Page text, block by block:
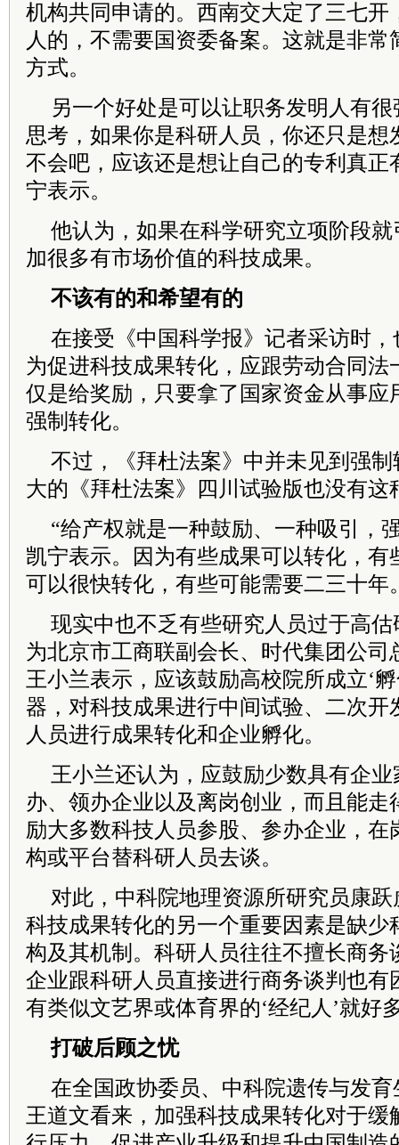
机构共同申请的。西南交大定了三七开
人的，不需要国资委备案。这就是非
方式。
另一个好处是可以让职务发明人有
思考，如果你是科研人员，你还只是想
不会吧，应该还是想让自己的专利真正
宁表示。
他认为，如果在科学研究立项阶段
加很多有市场价值的科技成果。
不该有的和希望有的
在接受《中国科学报》记者采访时
为促进科技成果转化，应跟劳动合同法
仅是给奖励，只要拿了国家资金从事应
强制转化。
不过，《拜杜法案》中并未见到强
大的《拜杜法案》四川试验版也没有这
“给产权就是一种鼓励、一种吸引，
凯宁表示。因为有些成果可以转化，有
可以很快转化，有些可能需要二三十年
现实中也不乏有些研究人员过于高
为北京市工商联副会长、时代集团公司
王小兰表示，应该鼓励高校院所成立‘
器，对科技成果进行中间试验、二次开
人员进行成果转化和企业孵化。
王小兰还认为，应鼓励少数具有企
办、领办企业以及离岗创业，而且能走
励大多数科技人员参股、参办企业，在
构或平台替科研人员去谈。
对此，中科院地理资源所研究员康
科技成果转化的另一个重要因素是缺少
构及其机制。科研人员往往不擅长商务
企业跟科研人员直接进行商务谈判也有
有类似文艺界或体育界的‘经纪人’就好
打破后顾之忧
在全国政协委员、中科院遗传与发
王道文看来，加强科技成果转化对于缓